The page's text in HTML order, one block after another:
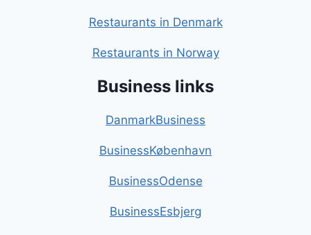
Restaurants in Denmark
Restaurants in Norway
Business links
DanmarkBusiness
BusinessKøbenhavn
BusinessOdense
BusinessEsbjerg